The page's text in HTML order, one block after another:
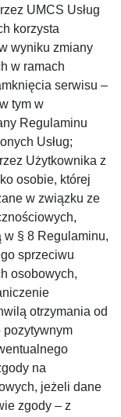
UMCS Usług
korzysta
wyniku zmiany
w ramach
serwisu –
tym w
Regulaminu
Usług;
Użytkownika z
osobie, której
w związku ze
§ 8 Regulaminu,
sprzeciwu
osobowych,
otrzymania od
pozytywnym
na
jeżeli dane
zgody – z